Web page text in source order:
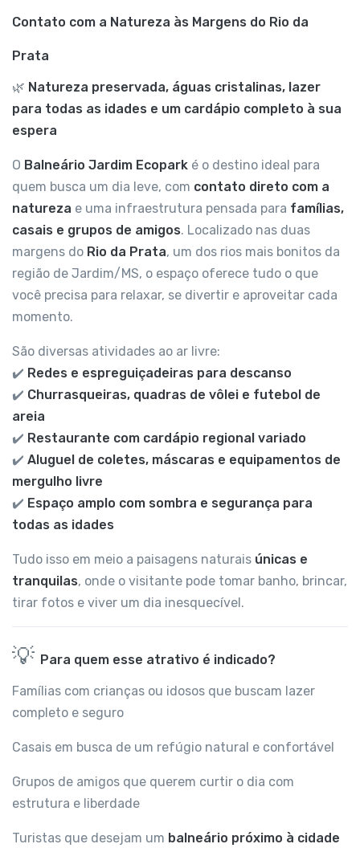
Contato com a Natureza às Margens do Rio da
Prata
🌿 Natureza preservada, águas cristalinas, lazer
para todas as idades e um cardápio completo à sua
espera
O Balneário Jardim Ecopark é o destino ideal para
quem busca um dia leve, com contato direto com a
natureza e uma infraestrutura pensada para famílias,
casais e grupos de amigos. Localizado nas duas
margens do Rio da Prata, um dos rios mais bonitos da
região de Jardim/MS, o espaço oferece tudo o que
você precisa para relaxar, se divertir e aproveitar cada
momento.
São diversas atividades ao ar livre:
✔️ Redes e espreguiçadeiras para descanso
✔️ Churrasqueiras, quadras de vôlei e futebol de
areia
✔️ Restaurante com cardápio regional variado
✔️ Aluguel de coletes, máscaras e equipamentos de
mergulho livre
✔️ Espaço amplo com sombra e segurança para
todas as idades
Tudo isso em meio a paisagens naturais únicas e
tranquilas, onde o visitante pode tomar banho, brincar,
tirar fotos e viver um dia inesquecível.
💡 Para quem esse atrativo é indicado?
Famílias com crianças ou idosos que buscam lazer
completo e seguro
Casais em busca de um refúgio natural e confortável
Grupos de amigos que querem curtir o dia com
estrutura e liberdade
Turistas que desejam um balneário próximo à cidade